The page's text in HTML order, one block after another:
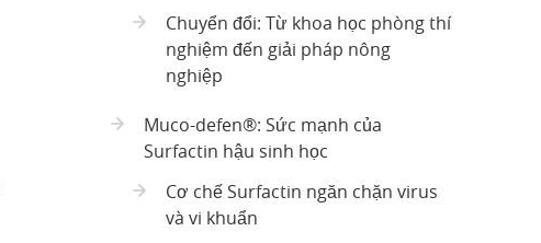
Chuyển đổi: Từ khoa học phòng thí
nghiệm đến giải pháp nông
nghiệp
Muco-defen®: Sức mạnh của
Surfactin hậu sinh học
Cơ chế Surfactin ngăn chặn virus
và vi khuẩn